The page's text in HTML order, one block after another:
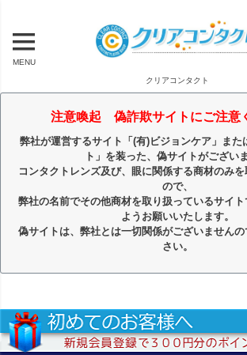
MENU
クリアコンタクト
注意喚起 偽詐欺サイトにご注意
弊社が運営するサイト「(有)ビジョンケア」また
ト」を装った、偽サイトがございま
コンタクトレンズ及び、眼に関係する商材のみ
ので、
弊社の名前でその他商材を取り扱っているサイ
ようお願いいたします。
偽サイトは、弊社とは一切関係がございません
さい。